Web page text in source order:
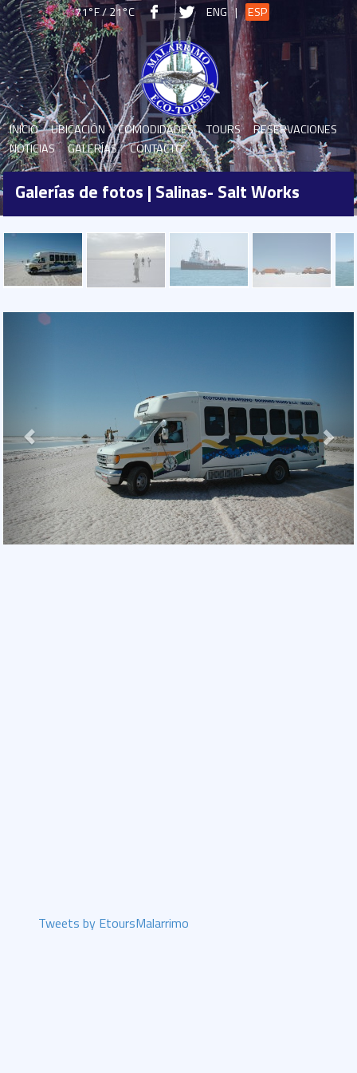
71°F / 21°C ENG | ESP
INICIO UBICACIÓN COMODIDADES TOURS
RESERVACIONES
NOTICIAS
GALERÍAS CONTACTO
Galerías de fotos | Salinas- Salt Works
Tweets by EtoursMalarrimo